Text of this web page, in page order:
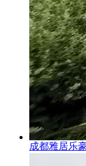
成都雅居乐